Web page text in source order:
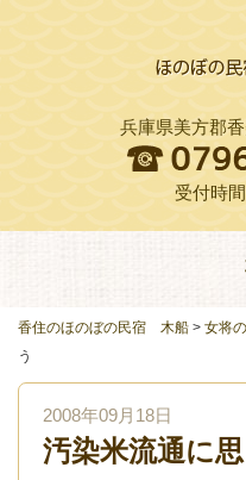
兵庫県美方郡
受付時
よくある質問
お役立ちリンク集
ご予約プラン一覧
香住のほのぼの民宿 木船 > 女将
う
2008年09月18日
汚染米流通に思